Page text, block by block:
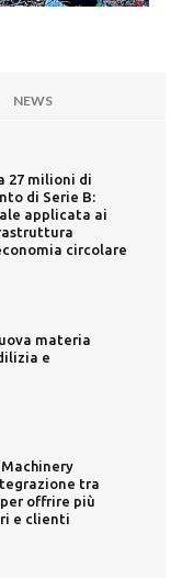
NEWS
27 milioni di
di Serie B:
applicata ai
circolare
materia
e
tra
offrire più
e clienti